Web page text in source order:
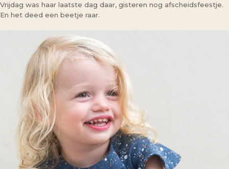
Vrijdag was haar laatste dag daar, gisteren nog afscheidsfeestje.
En het deed een beetje raar.